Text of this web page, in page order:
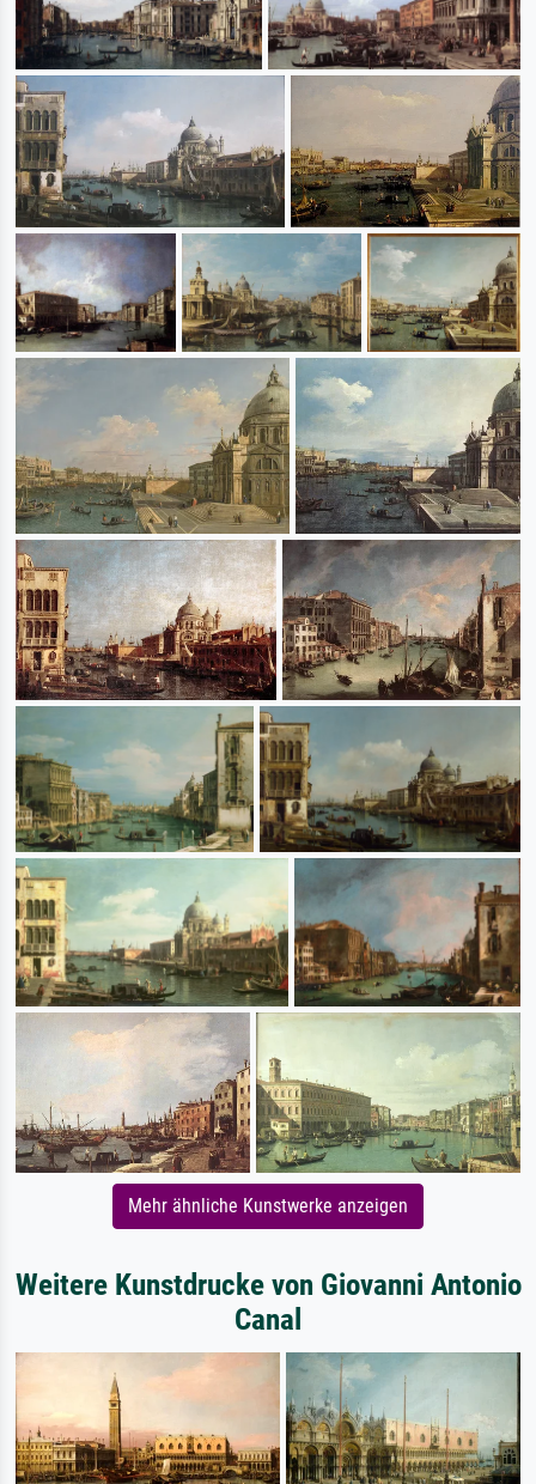
Mehr ähnliche Kunstwerke anzeigen
Weitere Kunstdrucke von Giovanni Antonio
Canal